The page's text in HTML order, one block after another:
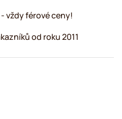
vždy férové ceny!
od roku 2011